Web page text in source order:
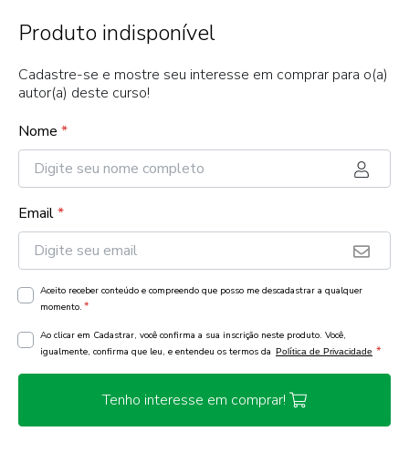
Produto indisponível
Cadastre-se e mostre seu interesse em comprar para o(a)
autor(a) deste curso!
Nome *
Email*
Aceito receber conteúdo e compreendo que posso me descadastrar a qualquer
momento. *
Ao clicar em Cadastrar, você confirma a sua inscrição neste produto. Você,
igualmente, confirma que leu, e entendeu os termos da Política de Privacidade *
Tenho interesse em comprar!